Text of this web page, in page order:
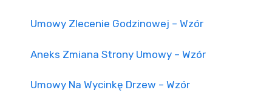
Umowy Zlecenie Godzinowej – Wzór
Aneks Zmiana Strony Umowy – Wzór
Umowy Na Wycinkę Drzew – Wzór